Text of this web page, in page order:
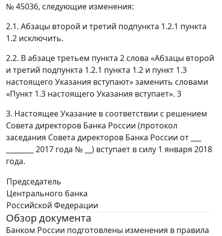
№ 45036, следующие изменения:
2.1. Абзацы второй и третий подпункта 1.2.1 пункта
1.2 исключить.
2.2. В абзаце третьем пункта 2 слова «Абзацы второй
и третий подпункта 1.2.1 пункта 1.2 и пункт 1.3
настоящего Указания вступают» заменить словами
«Пункт 1.3 настоящего Указания вступает». 3
3. Настоящее Указание в соответствии с решением
Совета директоров Банка России (протокол
заседания Совета директоров Банка России от ___
________ 2017 года № __) вступает в силу 1 января 2018
года.
Председатель
Центрального банка
Российской Федерации
Обзор документа
Банком России подготовлены изменения в правила